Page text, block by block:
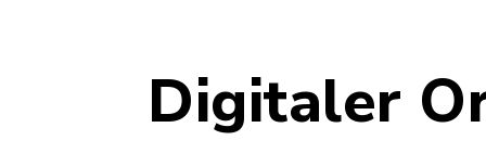
Digitaler